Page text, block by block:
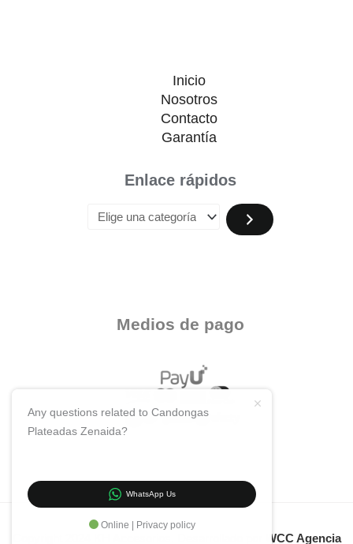
Inicio
Nosotros
Contacto
Garantía
Enlace rápidos
Medios de pago
WCC Agencia
Any questions related to Candongas
Plateadas Zenaida?
WhatsApp Us
Online | Privacy policy